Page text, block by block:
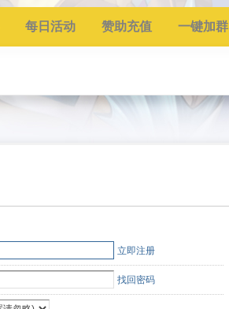
每日活动 赞助充值 一键加群
立即注册
找回密码